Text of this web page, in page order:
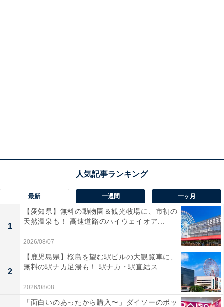
最新 一週間 一ヶ月
1
【愛知県】無料の動物園＆観光牧場に、市初の
天然温泉も！ 高速道路のハイウェイオア...
2026/08/07
2
【鹿児島県】桜島を望む駅ビルの大観覧車に、
無料の駅ナカ足湯も！ 駅ナカ・駅直結ス...
2026/08/08
「面白いのあったから購入〜」ダイソーのポッ